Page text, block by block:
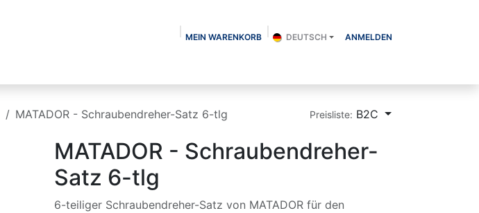
MEIN WARENKORB DEUTSCH ANMELDEN
MATADOR - Schraubendreher-Satz 6-tlg Preisliste: B2C
MATADOR - Schraubendreher-
Satz 6-tlg
6-teiliger Schraubendreher-Satz von MATADOR für den